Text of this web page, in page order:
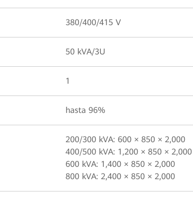
380/400/415 V
50 kVA/3U
1
hasta 96%
200/300 kVA: 600 × 850 × 2,000
400/500 kVA: 1,200 × 850 × 2,000
600 kVA: 1,400 × 850 × 2,000
800 kVA: 2,400 × 850 × 2,000